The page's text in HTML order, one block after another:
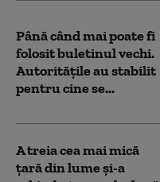
Până când mai poate fi
folosit buletinul vechi.
Autoritățile au stabilit
pentru cine se...
A treia cea mai mică
țară din lume și-a